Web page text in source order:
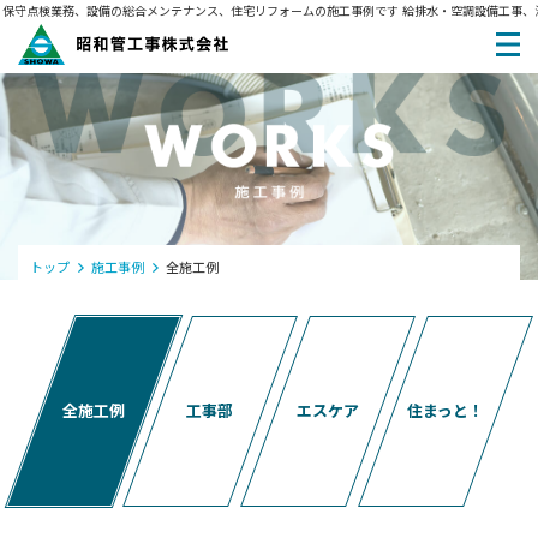
検業務、設備の総合メンテナンス、住宅リフォームの施工事例です 給排水・空調設備工事、浄
トップ 施工事例 全施工例
全施工例 工事部 エスケア 住まっと！